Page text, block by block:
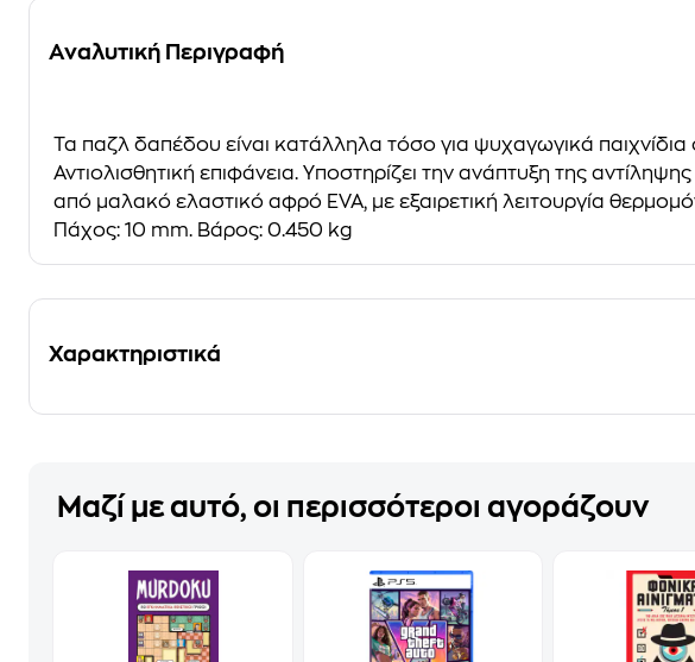
Αναλυτική Περιγραφή
Τα παζλ δαπέδου είναι κατάλληλα τόσο για ψυχαγωγικά
Αντιολισθητική επιφάνεια. Υποστηρίζει την ανάπτυξη της
από μαλακό ελαστικό αφρό EVA, με εξαιρετική λειτουργία
Πάχος: 10 mm. Βάρος: 0.450 kg
Χαρακτηριστικά
Μαζί με αυτό, οι περισσότεροι αγοράζουν